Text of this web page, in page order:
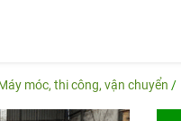
móc, thi công, vận chuyển